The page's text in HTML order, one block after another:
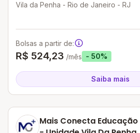
Vila da Penha - Rio de Janeiro - RJ
Bolsas a partir de:
R$ 524,23 /mês - 50%
Saiba mais
Mais Conecta Educação